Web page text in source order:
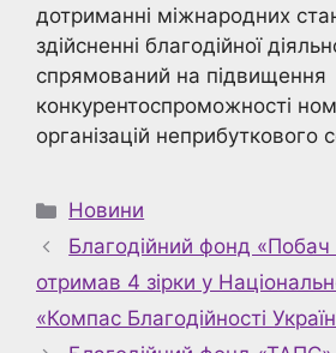
дотриманні міжнародних
здійсненні благодійної
спрямований на підвищення
конкурентоспроможності
організацій неприбуткового
Категорії
Новини
Благодійний фонд «Побач
отримав 4 зірки у
«Компас Благодійності